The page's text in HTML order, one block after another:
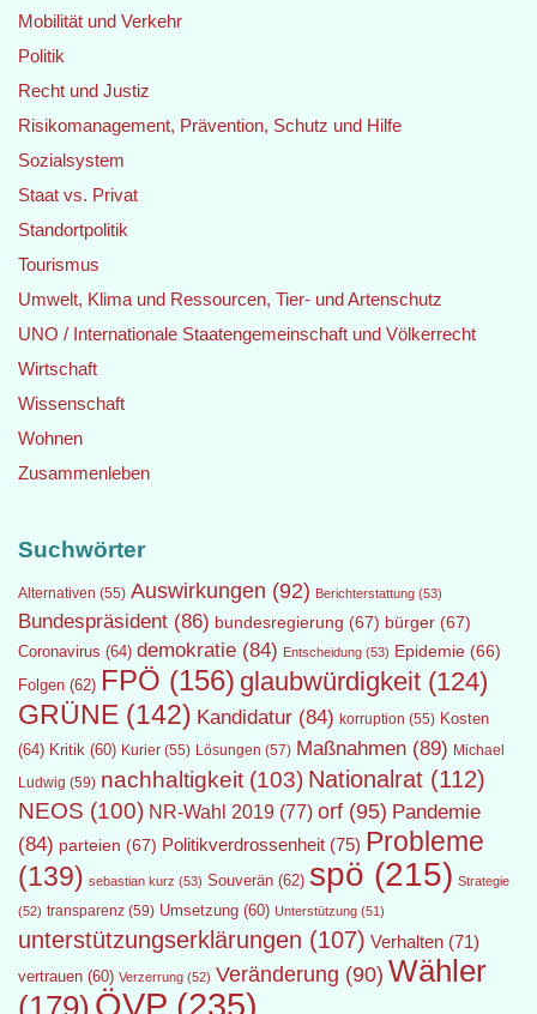
Mobilität und Verkehr
Politik
Recht und Justiz
Risikomanagement, Prävention, Schutz und Hilfe
Sozialsystem
Staat vs. Privat
Standortpolitik
Tourismus
Umwelt, Klima und Ressourcen, Tier- und Artenschutz
UNO / Internationale Staatengemeinschaft und Völkerrecht
Wirtschaft
Wissenschaft
Wohnen
Zusammenleben
Suchwörter
Alternativen (55) Auswirkungen (92) Berichterstattung (53)
Bundespräsident (86) bundesregierung (67) bürger (67)
Coronavirus (64) demokratie (84) Entscheidung (53) Epidemie (66)
Folgen (62) FPÖ (156) glaubwürdigkeit (124)
GRÜNE (142) Kandidatur (84) korruption (55) Kosten
(64) Kritik (60) Kurier (55) Lösungen (57) Maßnahmen (89) Michael
Ludwig (59) nachhaltigkeit (103) Nationalrat (112)
NEOS (100) NR-Wahl 2019 (77) orf (95) Pandemie
(84) parteien (67) Politikverdrossenheit (75) Probleme
(139) sebastian kurz (53) Souverän (62) spö (215) Strategie
(52) transparenz (59) Umsetzung (60) Unterstützung (51)
unterstützungserklärungen (107) Verhalten (71)
vertrauen (60) Verzerrung (52) Veränderung (90) Wähler
(179) ÖVP (235)